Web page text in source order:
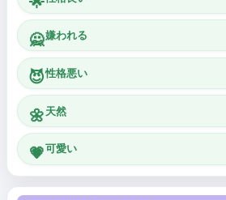
🙅嫌われる
😈性格悪い
🌼 天然
💗可愛い